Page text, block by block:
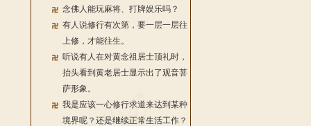
念佛人能玩麻将、打牌娱乐吗？
有人说修行有次第，要一层一层往
上修，才能往生。
听说有人在对黄念祖居士顶礼时，
抬头看到黄老居士显示出了观音菩
萨形象。
我是应该一心修行求道来达到某种
境界呢？还是继续正常生活工作？